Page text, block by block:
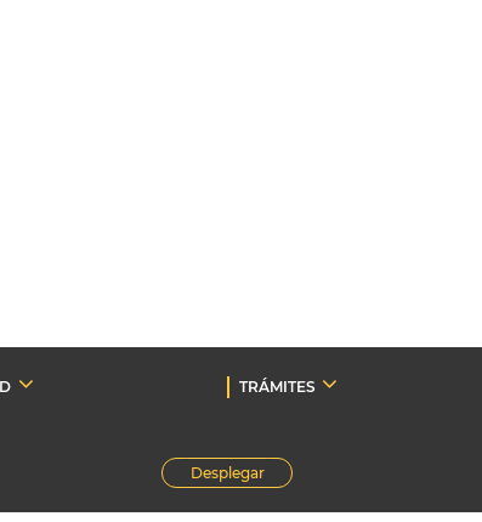
TRÁMITES
Desplegar